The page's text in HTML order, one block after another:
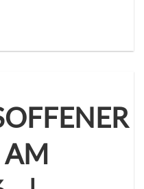
AM